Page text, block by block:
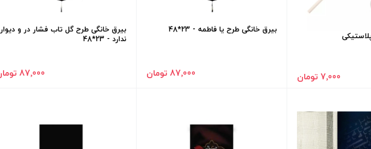
7٬000 تومان
بیرق خانگی طرح یا فاطمه - 23*48
87٬000 تومان
بیرق خانگی طرح گل تاب فشار در و دیوار
ندارد - 23*48
87٬000 تومان